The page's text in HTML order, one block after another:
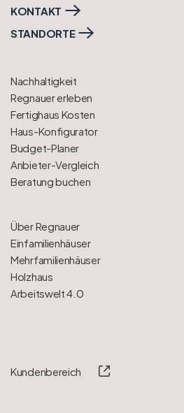
KONTAKT
STANDORTE
Nachhaltigkeit
Regnauer erleben
Fertighaus Kosten
Haus-Konfigurator
Budget-Planer
Anbieter-Vergleich
Beratung buchen
Über Regnauer
Einfamilienhäuser
Mehrfamilienhäuser
Holzhaus
Arbeitswelt 4.0
Kundenbereich